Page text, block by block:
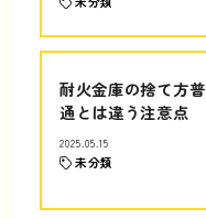
耐火金庫の捨て方普
通とは違う注意点
2025.05.15
未分類